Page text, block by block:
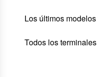
Los últimos
Todos los